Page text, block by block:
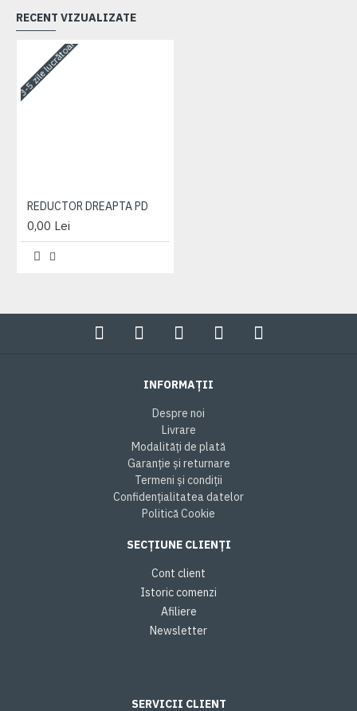
RECENT VIZUALIZATE
3-5 zile lucrătoare
REDUCTOR DREAPTA PD
0,00 Lei
INFORMAȚII
Despre noi
Livrare
Modalități de plată
Garanție și returnare
Termeni și condiții
Confidențialitatea datelor
Politică Cookie
SECȚIUNE CLIENȚI
Cont client
Istoric comenzi
Afiliere
Newsletter
SERVICII CLIENT